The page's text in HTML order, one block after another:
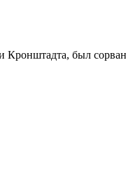
был сорван